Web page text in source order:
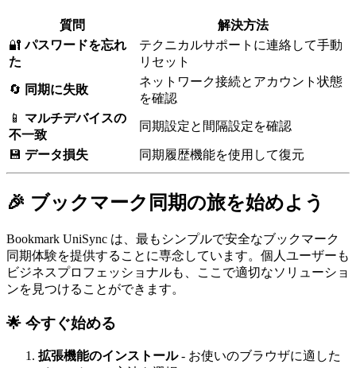
質問
解決方法
🔐パスワードを忘れ
た
テクニカルサポートに連絡して手動
リセット
🔄 同期に失敗
ネットワーク接続とアカウント状態
を確認
📱 マルチデバイスの
不一致
同期設定と間隔設定を確認
💾 データ損失 同期履歴機能を使用して復元
🎉 ブックマーク同期の旅を始めよう
Bookmark UniSync は、最もシンプルで安全なブックマーク
同期体験を提供することに専念しています。個人ユーザーも
ビジネスプロフェッショナルも、ここで適切なソリューショ
ンを見つけることができます。
🌟 今すぐ始める
拡張機能のインストール- お使いのブラウザに適した